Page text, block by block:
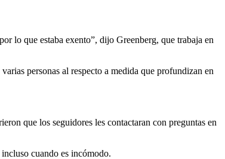
lo que estaba exento”, dijo Greenberg, que trabaja en
personas al respecto a medida que profundizan en
que los seguidores les contactaran con preguntas en
cuando es incómodo.